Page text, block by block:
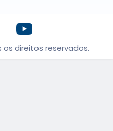
direitos reservados.